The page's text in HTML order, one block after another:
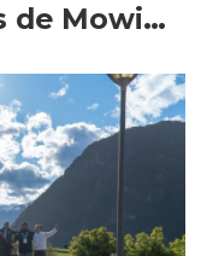
de Mowi